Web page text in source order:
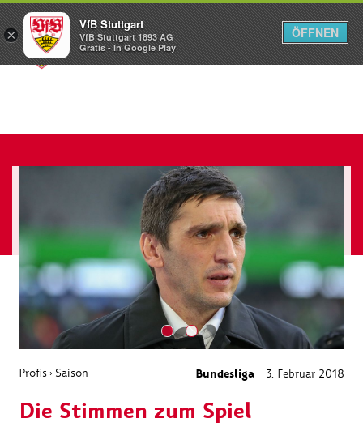
Menü
Profis › Saison Bundesliga 3. Februar 2018
Die Stimmen zum Spiel
×
VfB Stuttgart
VfB Stuttgart 1893 AG
Gratis - In Google Play
ÖFFNEN